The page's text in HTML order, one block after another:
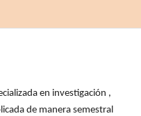
en investigación ,
de manera semestral